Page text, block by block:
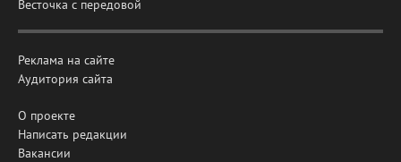
Весточка с передовой
Реклама на сайте
Аудитория сайта
О проекте
Написать редакции
Вакансии